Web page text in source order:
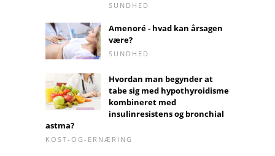
SUNDHED
Amenoré - hvad kan årsagen
være?
SUNDHED
Hvordan man begynder at
tabe sig med hypothyroidisme
kombineret med
insulinresistens og bronchial
astma?
KOST-OG-ERNÆRING